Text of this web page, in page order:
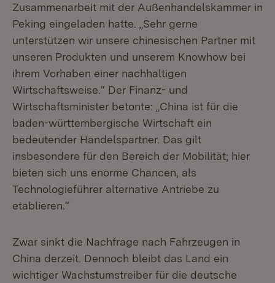
Zusammenarbeit mit der Außenhandelskammer in
Peking eingeladen hatte. „Sehr gerne
unterstützen wir unsere chinesischen Partner mit
unseren Produkten und unserem Knowhow bei
ihrem Vorhaben einer nachhaltigen
Wirtschaftsweise.“ Der Finanz- und
Wirtschaftsminister betonte: „China ist für die
baden-württembergische Wirtschaft ein
bedeutender Handelspartner. Das gilt
insbesondere für den Bereich der Mobilität; hier
bieten sich uns enorme Chancen, als
Technologieführer alternative Antriebe zu
etablieren.“
Zwar sinkt die Nachfrage nach Fahrzeugen in
China derzeit. Dennoch bleibt das Land ein
wichtiger Wachstumstreiber für die deutsche